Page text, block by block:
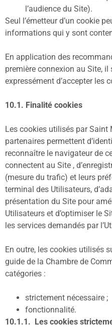
l’audience du Site).
Seul l’émetteur d’un cookie
informations qui y sont
En application des
première connexion au Site, il
expressément d’accepter les
10.1. Finalité cookies
Les cookies utilisés par Saint
partenaires permettent
reconnaître le navigateur de
connectent au Site ,
(mesure du trafic) et leurs
terminal des Utilisateurs,
présentation du Site pour
Utilisateurs et d’optimiser le
les services demandés par
En outre, les cookies utilisés
guide de la Chambre de
catégories :
strictement nécessaire ;
fonctionnalité.
10.1.1. Les cookies